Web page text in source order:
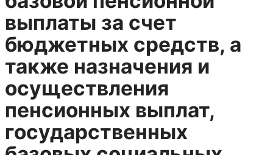
выплаты за счет
бюджетных средств, а
также назначения и
осуществления
пенсионных выплат,
государственных